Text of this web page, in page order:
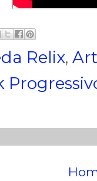
Relix,